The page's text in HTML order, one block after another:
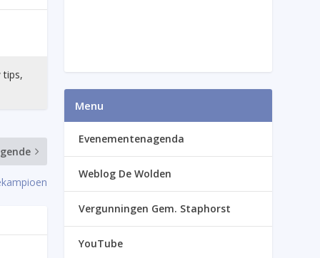
tips,
Menu
Evenementenagenda
Weblog De Wolden
Vergunningen Gem. Staphorst
YouTube